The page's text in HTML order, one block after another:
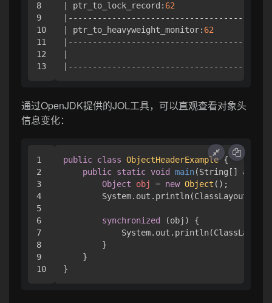
8
9
10
11
12
| ptr_to_lock_record: 62
| ptr_to_heavyweight_monitor: 62
通过OpenJDK提供的JOL工具，可以直观查看对象头
信息变化：
1
2
3
4
5
6
7
8
9
public class ObjectHeaderExample {
public static void main(String[] args)
Object
obj = new Object ();
synchronized
(obj) {
        }
    }